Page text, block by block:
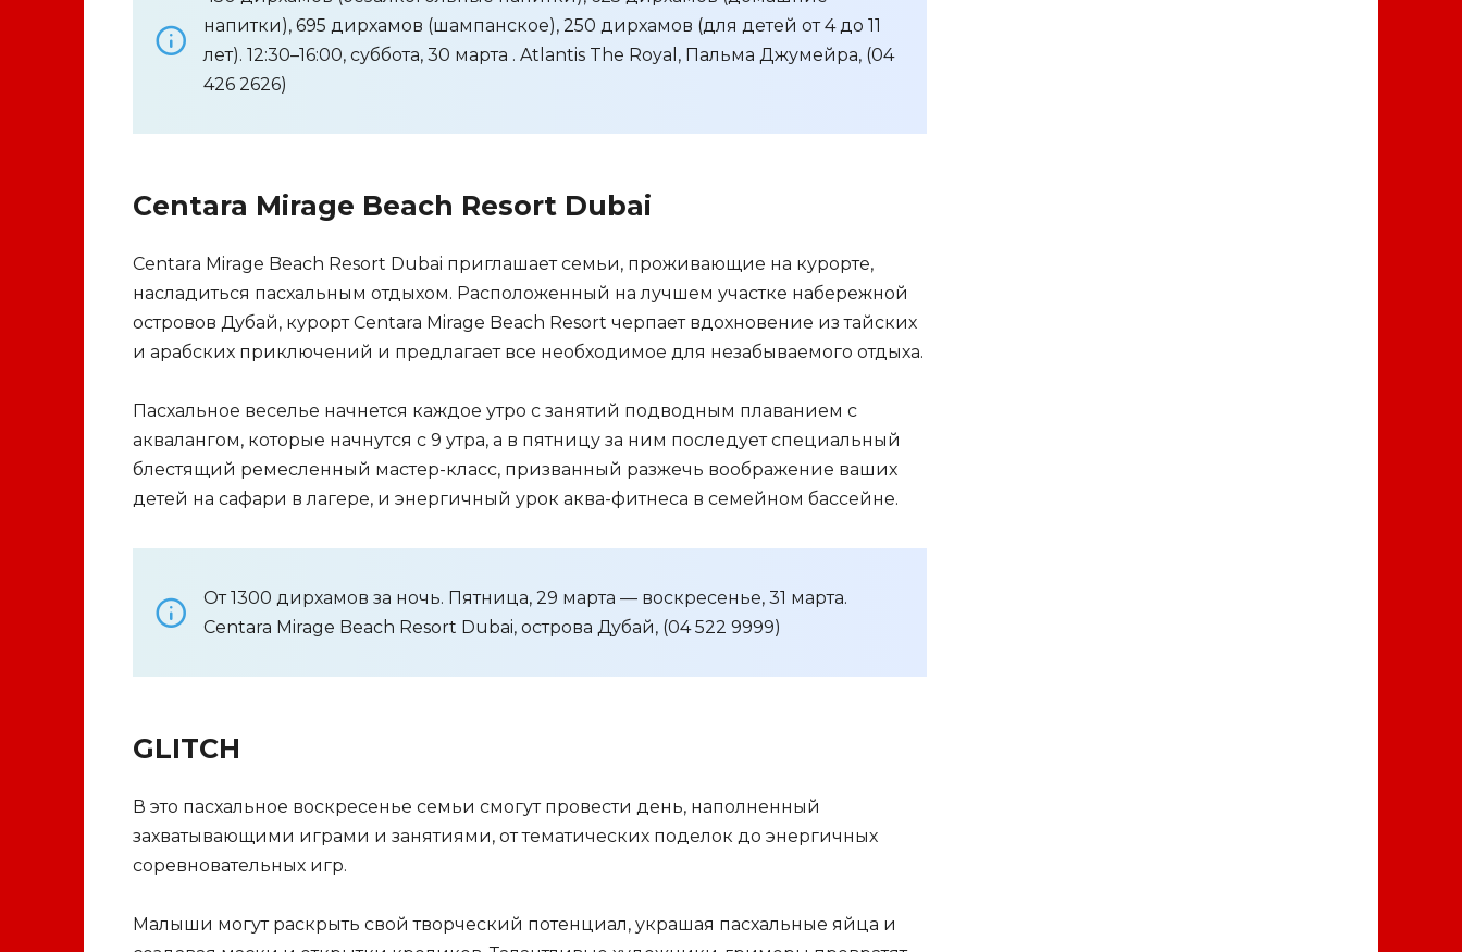
напитки), 695 дирхамов (шампанское), 250 дирхамов (для детей от 4 до 11
лет). 12:30–16:00, суббота, 30 марта . Atlantis The Royal, Пальма Джумейра, (04
426 2626)
Centara Mirage Beach Resort Dubai
Centara Mirage Beach Resort Dubai приглашает семьи, проживающие на курорте,
насладиться пасхальным отдыхом. Расположенный на лучшем участке набережной
островов Дубай, курорт Centara Mirage Beach Resort черпает вдохновение из тайских
и арабских приключений и предлагает все необходимое для незабываемого отдыха.
Пасхальное веселье начнется каждое утро с занятий подводным плаванием с
аквалангом, которые начнутся с 9 утра, а в пятницу за ним последует специальный
блестящий ремесленный мастер-класс, призванный разжечь воображение ваших
детей на сафари в лагере, и энергичный урок аква-фитнеса в семейном бассейне.
От 1300 дирхамов за ночь. Пятница, 29 марта — воскресенье, 31 марта.
Centara Mirage Beach Resort Dubai, острова Дубай, (04 522 9999)
GLITCH
В это пасхальное воскресенье семьи смогут провести день, наполненный
захватывающими играми и занятиями, от тематических поделок до энергичных
соревновательных игр.
Малыши могут раскрыть свой творческий потенциал, украшая пасхальные яйца и